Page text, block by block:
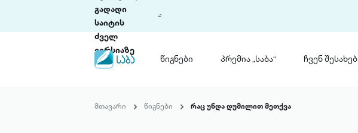
გადადი
საიტის
ძველ
ვერსიაზე
წიგნები პრემია „საბა“
ლიტერატურული პრემია „საბა“
ჩვენ შესახებ
მთავარი წიგნები რაც უნდა დუმილით მეთქვა